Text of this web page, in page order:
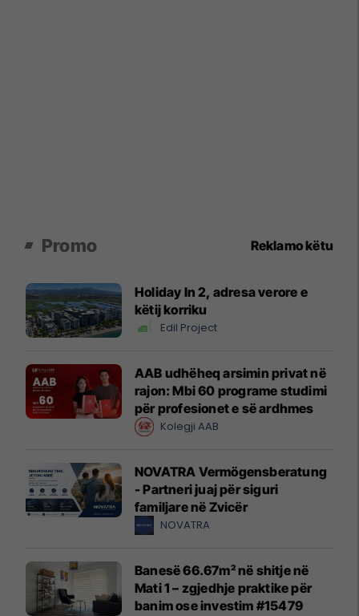
Promo Reklamo këtu
Holiday In 2, adresa verore e
këtij korriku
Edil Project
AAB udhëheq arsimin privat në
rajon: Mbi 60 programe studimi
për profesionet e së ardhmes
Kolegji AAB
NOVATRA Vermögensberatung
- Partneri juaj për siguri
familjare në Zvicër
NOVATRA
Banesë 66.67m² në shitje në
Mati 1 – zgjedhje praktike për
banim ose investim #15479